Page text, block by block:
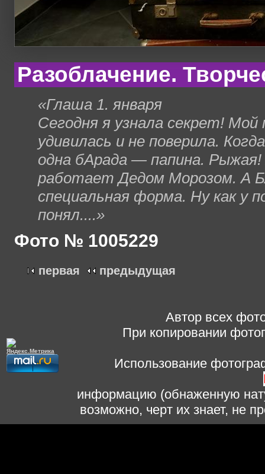
Разоблачение.
«Глаша 1. января
Сегодня я узнала секрет!
удивилась и не поверила.
одна бАрада — папина.
работает Дедом Морозом. А
специальная форма. Ну как у
понял....»
Фото № 1005229
первая предыдущая
Автор всех
При копировании
Использование
информацию (обнаженную
возможно, черт их знает, не